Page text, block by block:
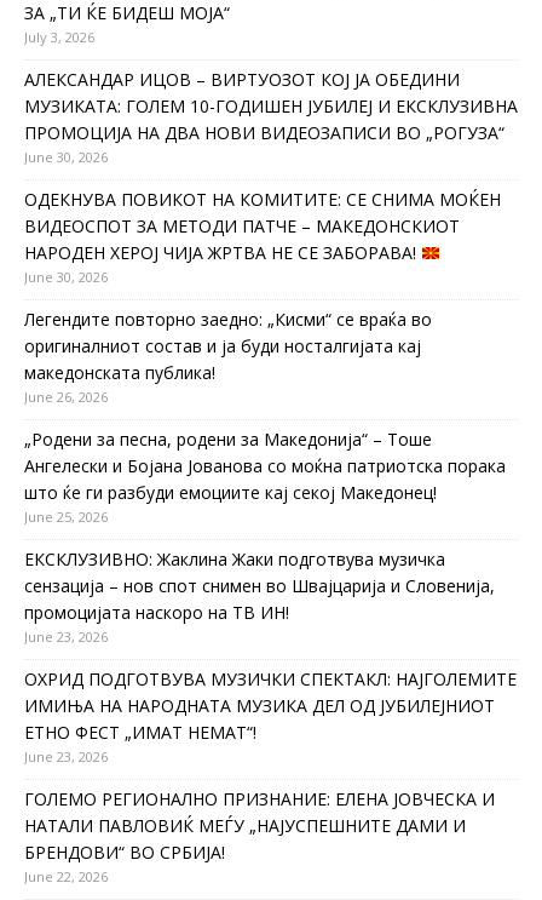
ЗА „ТИ ЌЕ БИДЕШ МОЈА“
July 3, 2026
АЛЕКСАНДАР ИЦОВ – ВИРТУОЗОТ КОЈ ЈА ОБЕДИНИ
МУЗИКАТА: ГОЛЕМ 10-ГОДИШЕН ЈУБИЛЕЈ И ЕКСКЛУЗИВНА
ПРОМОЦИЈА НА ДВА НОВИ ВИДЕОЗАПИСИ ВО „РОГУЗА“
June 30, 2026
ОДЕКНУВА ПОВИКОТ НА КОМИТИТЕ: СЕ СНИМА МОЌЕН
ВИДЕОСПОТ ЗА МЕТОДИ ПАТЧЕ – МАКЕДОНСКИОТ
НАРОДЕН ХЕРОЈ ЧИЈА ЖРТВА НЕ СЕ ЗАБОРАВА!
June 30, 2026
Легендите повторно заедно: „Кисми“ се враќа во
оригиналниот состав и ја буди носталгијата кај
македонската публика!
June 26, 2026
„Родени за песна, родени за Македонија“ – Тоше
Ангелески и Бојана Јованова со моќна патриотска порака
што ќе ги разбуди емоциите кај секој Македонец!
June 25, 2026
ЕКСКЛУЗИВНО: Жаклина Жаки подготвува музичка
сензација – нов спот снимен во Швајцарија и Словенија,
промоцијата наскоро на ТВ ИН!
June 23, 2026
ОХРИД ПОДГОТВУВА МУЗИЧКИ СПЕКТАКЛ: НАЈГОЛЕМИТЕ
ИМИЊА НА НАРОДНАТА МУЗИКА ДЕЛ ОД ЈУБИЛЕЈНИОТ
ЕТНО ФЕСТ „ИМАТ НЕМАТ“!
June 23, 2026
ГОЛЕМО РЕГИОНАЛНО ПРИЗНАНИЕ: ЕЛЕНА ЈОВЧЕСКА И
НАТАЛИ ПАВЛОВИЌ МЕЃУ „НАЈУСПЕШНИТЕ ДАМИ И
БРЕНДОВИ“ ВО СРБИЈА!
June 22, 2026